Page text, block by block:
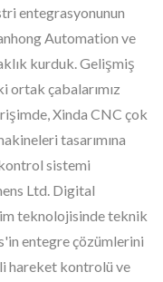
entegrasyonunun
Automation ve
kurduk. Gelişmiş
ortak çabalarımız
Xinda CNC çok
tasarımına
sistemi
Ltd. Digital
teknolojisinde teknik
entegre çözümlerini
hareket kontrolü ve